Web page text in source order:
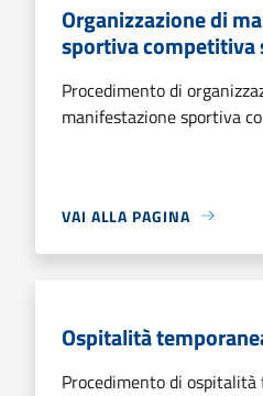
Organizzazione di
sportiva competitiva
Procedimento di
manifestazione sportiva
VAI ALLA PAGINA
Ospitalità
Procedimento di ospitalità